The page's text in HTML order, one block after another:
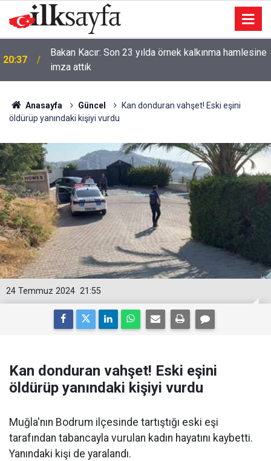
20:37
Bakan Kacır: Son 23 yılda örnek kalkınma hamlesine
imza attık
Anasayfa Güncel
Kan donduran vahşet! Eski eşini
öldürüp yanındaki kişiyi vurdu
21:55
24 Temmuz 2024
Kan donduran vahşet! Eski eşini
öldürüp yanındaki kişiyi vurdu
Muğla'nın Bodrum ilçesinde tartıştığı eski eşi
tarafından tabancayla vurulan kadın hayatını kaybetti.
Yanındaki kişi de yaralandı.